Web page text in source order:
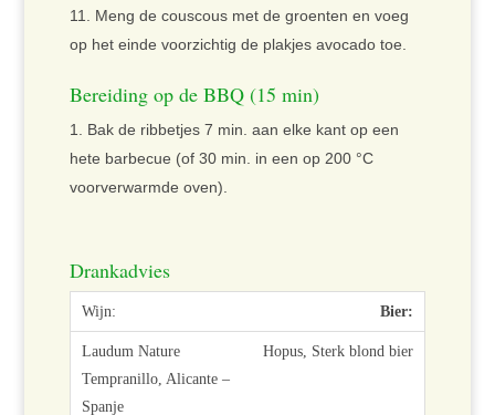
Meng de couscous met de groenten en voeg
op het einde voorzichtig de plakjes avocado toe.
Bereiding op de BBQ (15 min)
Bak de ribbetjes 7 min. aan elke kant op een
hete barbecue (of 30 min. in een op 200 °C
voorverwarmde oven).
Drankadvies
Bier:
Hopus, Sterk blond bier